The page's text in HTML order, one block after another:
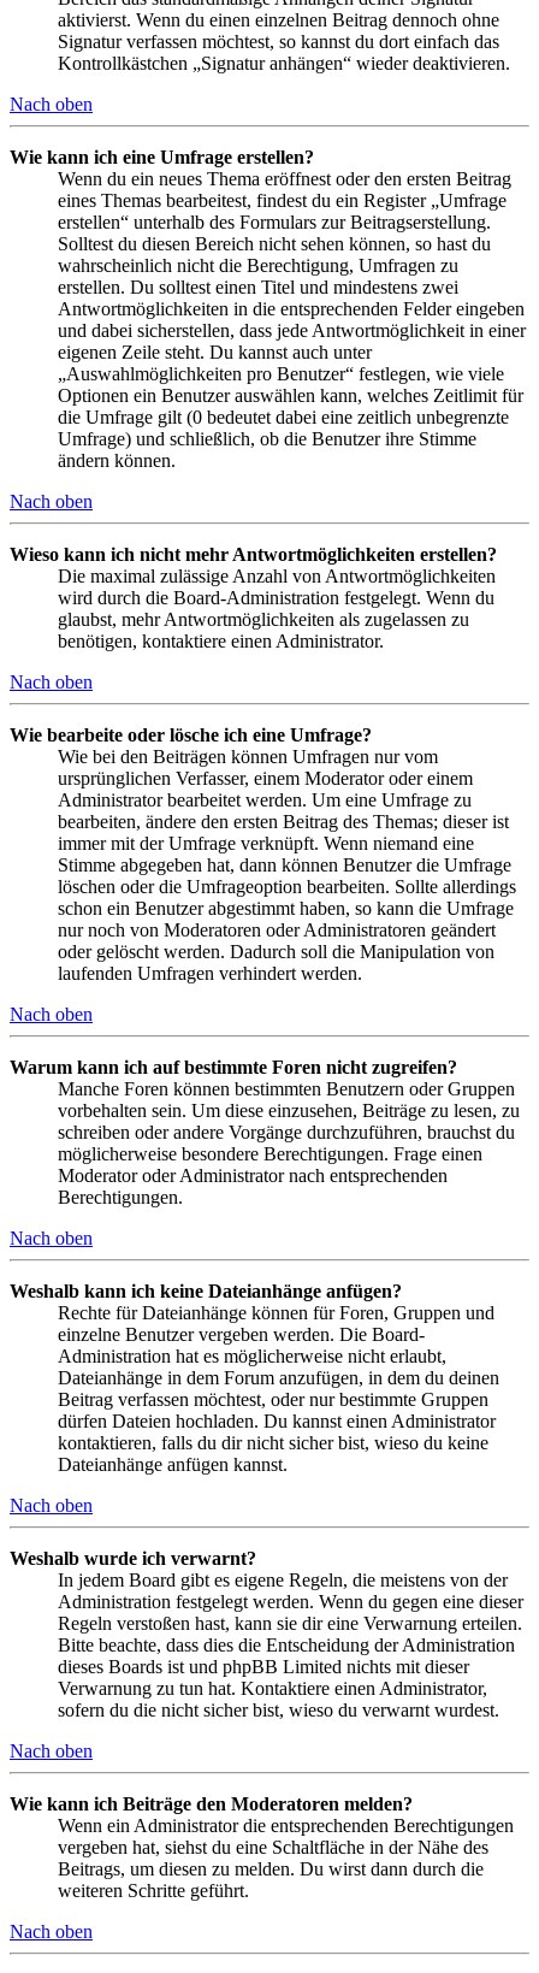
aktivierst. Wenn du einen einzelnen Beitrag dennoch ohne
Signatur verfassen möchtest, so kannst du dort einfach das
Kontrollkästchen „Signatur anhängen“ wieder deaktivieren.
Nach oben
Wie kann ich eine Umfrage erstellen?
Wenn du ein neues Thema eröffnest oder den ersten Beitrag
eines Themas bearbeitest, findest du ein Register „Umfrage
erstellen“ unterhalb des Formulars zur Beitragserstellung.
Solltest du diesen Bereich nicht sehen können, so hast du
wahrscheinlich nicht die Berechtigung, Umfragen zu
erstellen. Du solltest einen Titel und mindestens zwei
Antwortmöglichkeiten in die entsprechenden Felder eingeben
und dabei sicherstellen, dass jede Antwortmöglichkeit in einer
eigenen Zeile steht. Du kannst auch unter
„Auswahlmöglichkeiten pro Benutzer“ festlegen, wie viele
Optionen ein Benutzer auswählen kann, welches Zeitlimit für
die Umfrage gilt (0 bedeutet dabei eine zeitlich unbegrenzte
Umfrage) und schließlich, ob die Benutzer ihre Stimme
ändern können.
Nach oben
Wieso kann ich nicht mehr Antwortmöglichkeiten erstellen?
Die maximal zulässige Anzahl von Antwortmöglichkeiten
wird durch die Board-Administration festgelegt. Wenn du
glaubst, mehr Antwortmöglichkeiten als zugelassen zu
benötigen, kontaktiere einen Administrator.
Nach oben
Wie bearbeite oder lösche ich eine Umfrage?
Wie bei den Beiträgen können Umfragen nur vom
ursprünglichen Verfasser, einem Moderator oder einem
Administrator bearbeitet werden. Um eine Umfrage zu
bearbeiten, ändere den ersten Beitrag des Themas; dieser ist
immer mit der Umfrage verknüpft. Wenn niemand eine
Stimme abgegeben hat, dann können Benutzer die Umfrage
löschen oder die Umfrageoption bearbeiten. Sollte allerdings
schon ein Benutzer abgestimmt haben, so kann die Umfrage
nur noch von Moderatoren oder Administratoren geändert
oder gelöscht werden. Dadurch soll die Manipulation von
laufenden Umfragen verhindert werden.
Nach oben
Warum kann ich auf bestimmte Foren nicht zugreifen?
Manche Foren können bestimmten Benutzern oder Gruppen
vorbehalten sein. Um diese einzusehen, Beiträge zu lesen, zu
schreiben oder andere Vorgänge durchzuführen, brauchst du
möglicherweise besondere Berechtigungen. Frage einen
Moderator oder Administrator nach entsprechenden
Berechtigungen.
Nach oben
Weshalb kann ich keine Dateianhänge anfügen?
Rechte für Dateianhänge können für Foren, Gruppen und
einzelne Benutzer vergeben werden. Die Board-
Administration hat es möglicherweise nicht erlaubt,
Dateianhänge in dem Forum anzufügen, in dem du deinen
Beitrag verfassen möchtest, oder nur bestimmte Gruppen
dürfen Dateien hochladen. Du kannst einen Administrator
kontaktieren, falls du dir nicht sicher bist, wieso du keine
Dateianhänge anfügen kannst.
Nach oben
Weshalb wurde ich verwarnt?
In jedem Board gibt es eigene Regeln, die meistens von der
Administration festgelegt werden. Wenn du gegen eine dieser
Regeln verstoßen hast, kann sie dir eine Verwarnung erteilen.
Bitte beachte, dass dies die Entscheidung der Administration
dieses Boards ist und phpBB Limited nichts mit dieser
Verwarnung zu tun hat. Kontaktiere einen Administrator,
sofern du die nicht sicher bist, wieso du verwarnt wurdest.
Nach oben
Wie kann ich Beiträge den Moderatoren melden?
Wenn ein Administrator die entsprechenden Berechtigungen
vergeben hat, siehst du eine Schaltfläche in der Nähe des
Beitrags, um diesen zu melden. Du wirst dann durch die
weiteren Schritte geführt.
Nach oben